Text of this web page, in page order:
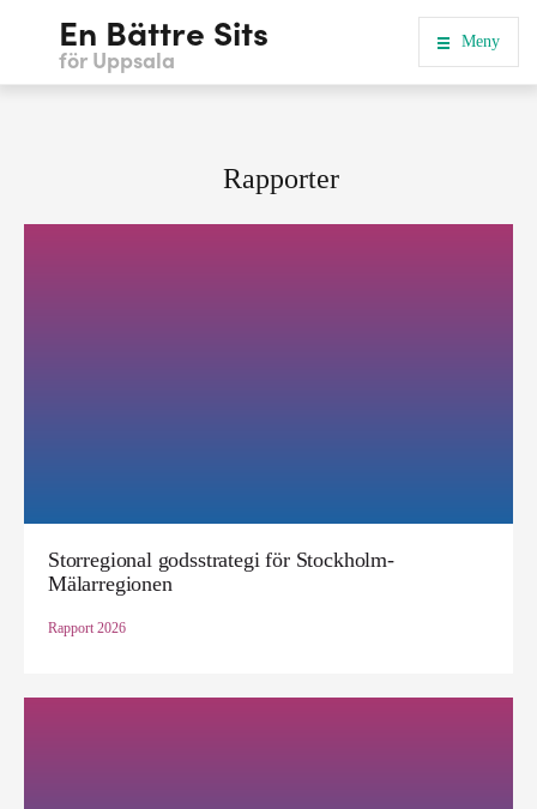
En Bättre Sits
för Uppsala
Meny
Rapporter
Storregional godsstrategi för Stockholm-
Mälarregionen
Rapport 2026